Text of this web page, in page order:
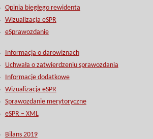
Opinia biegłego rewidenta
Wizualizacja eSPR
eSprawozdanie
Informacja o darowiznach
Uchwała o zatwierdzeniu sprawozdania
Informacje dodatkowe
Wizualizacja eSPR
Sprawozdanie merytoryczne
eSPR – XML
Bilans 2019